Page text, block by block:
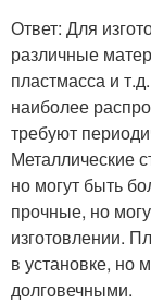
Ответ: Для
различные
пластмасса и
наиболее
требуют
Металлические
но могут быть
прочные, но
изготовлении.
в установке, но
долговечными.